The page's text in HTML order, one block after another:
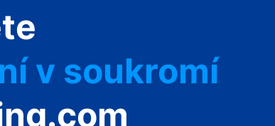
v soukromí